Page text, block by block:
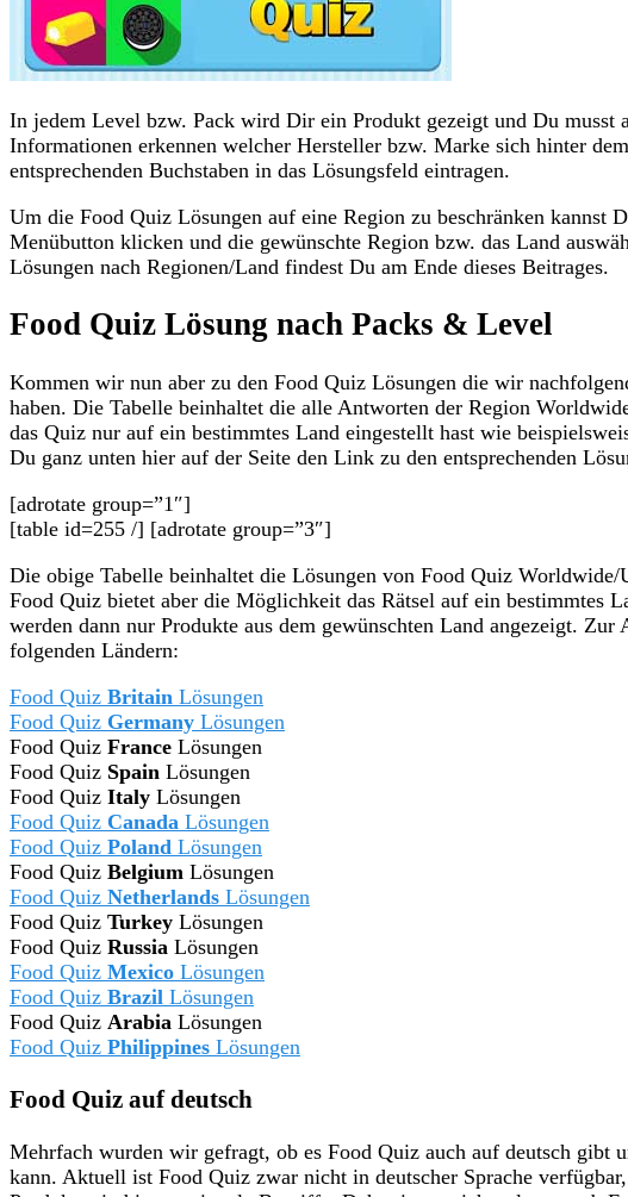
In jedem Level bzw. Pack wird Dir ein Produkt gezeigt und Du musst
Informationen erkennen welcher Hersteller bzw. Marke sich hinter
entsprechenden Buchstaben in das Lösungsfeld eintragen.
Um die Food Quiz Lösungen auf eine Region zu beschränken kannst
Menübutton klicken und die gewünschte Region bzw. das Land
Lösungen nach Regionen/Land findest Du am Ende dieses Beitrages.
Food Quiz Lösung nach Packs & Level
Kommen wir nun aber zu den Food Quiz Lösungen die wir
haben. Die Tabelle beinhaltet die alle Antworten der Region
das Quiz nur auf ein bestimmtes Land eingestellt hast wie
Du ganz unten hier auf der Seite den Link zu den entsprechenden
[adrotate group=”1″]
[table id=255 /] [adrotate group=”3″]
Die obige Tabelle beinhaltet die Lösungen von Food Quiz
Food Quiz bietet aber die Möglichkeit das Rätsel auf ein bestimmtes
werden dann nur Produkte aus dem gewünschten Land angezeigt. Zur
folgenden Ländern:
Food Quiz Britain Lösungen
Food Quiz Germany Lösungen
Food Quiz France Lösungen
Food Quiz Spain Lösungen
Food Quiz Italy Lösungen
Food Quiz Canada Lösungen
Food Quiz Poland Lösungen
Food Quiz Belgium Lösungen
Food Quiz Netherlands Lösungen
Food Quiz Turkey Lösungen
Food Quiz Russia Lösungen
Food Quiz Mexico Lösungen
Food Quiz Brazil Lösungen
Food Quiz Arabia Lösungen
Food Quiz Philippines Lösungen
Food Quiz auf deutsch
Mehrfach wurden wir gefragt, ob es Food Quiz auch auf deutsch gibt
kann. Aktuell ist Food Quiz zwar nicht in deutscher Sprache